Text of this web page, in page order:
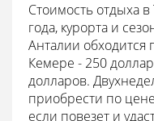
Стоимость отдыха
года, курорта и
Анталии
Кемере - 250
долларов.
приобрести по
если повезет и